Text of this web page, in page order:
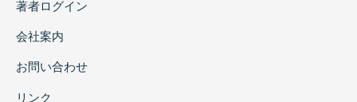
著者ログイン
会社案内
お問い合わせ
リンク